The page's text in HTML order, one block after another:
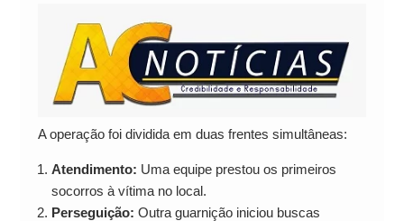
A operação foi dividida em duas frentes simultâneas:
Atendimento: Uma equipe prestou os primeiros
socorros à vítima no local.
Perseguição: Outra guarnição iniciou buscas